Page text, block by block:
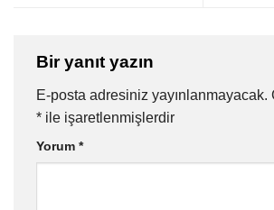
Bir yanıt yazın
E-posta adresiniz yayınlanmayacak.
* ile işaretlenmişlerdir
Yorum *